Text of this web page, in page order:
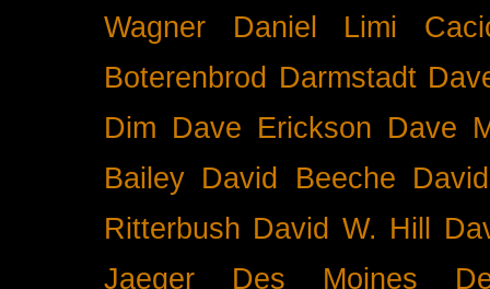
Wagner
Daniel Limi
Boterenbrod Darmstadt
Dim Dave Erickson Dave
Bailey David Beeche
Ritterbush David W. Hill
Jaeger
Des Moines